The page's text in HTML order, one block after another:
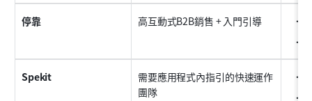
停靠 高互動式B2B銷售 + 入門引導
Spekit
需要應用程式內指引的快速運作
團隊